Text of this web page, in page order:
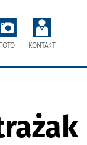
FOTO KONTAKT